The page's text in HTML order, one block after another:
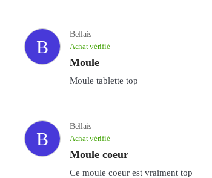
B
Bellais
Achat vérifié
Moule
Moule tablette top
B
Bellais
Achat vérifié
Moule coeur
Ce moule coeur est vraiment top